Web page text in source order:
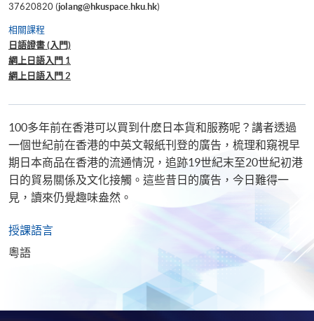
37620820 (jolang@hkuspace.hku.hk)
相關課程
日語證書 (入門)
網上日語入門 1
網上日語入門 2
100多年前在香港可以買到什麽日本貨和服務呢？講者透過
一個世紀前在香港的中英文報紙刊登的廣告，梳理和窺視早
期日本商品在香港的流通情況，追跡19世紀末至20世紀初港
日的貿易關係及文化接觸。這些昔日的廣告，今日難得一
見，讀來仍覺趣味盎然。
授課語言
粵語